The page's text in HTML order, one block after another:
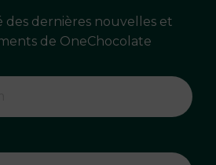
des dernières nouvelles et
de OneChocolate